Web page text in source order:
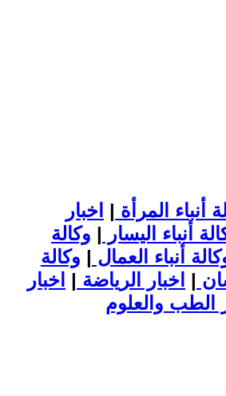
أنباء المرأة | اخبار
أنباء اليسار | وكالة
أنباء العمال | وكالة
| اخبار الرياضة | اخبار